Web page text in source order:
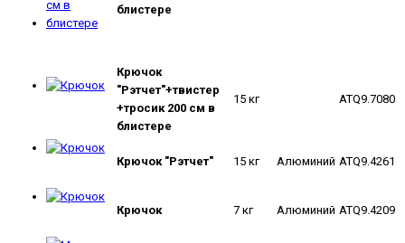
блистере
Крючок
"Рэтчет"+твистер
+тросик 200 см в
блистере
15 кг ATQ9.7080
Крючок "Рэтчет" 15 кг Алюминий ATQ9.4261
Крючок 7 кг Алюминий ATQ9.4209